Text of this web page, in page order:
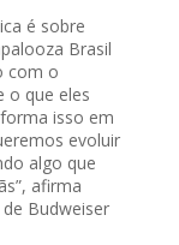
é sobre
Brasil
com o
o que eles
isso em
evoluir
algo que
afirma
Budweiser